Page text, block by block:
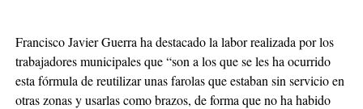
Francisco Javier Guerra ha destacado la labor realizada por los
trabajadores municipales que “son a los que se les ha ocurrido
esta fórmula de reutilizar unas farolas que estaban sin servicio en
otras zonas y usarlas como brazos, de forma que no ha habido